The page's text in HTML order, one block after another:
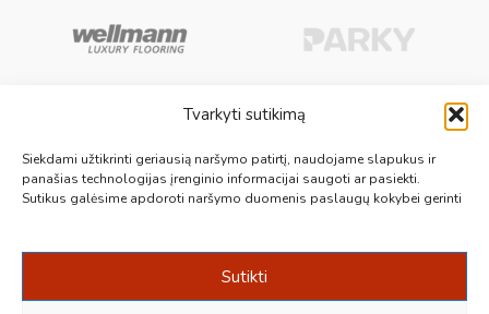
Tvarkyti sutikimą
Siekdami užtikrinti geriausią naršymo patirtį, naudojame slapukus ir
panašias technologijas įrenginio informacijai saugoti ar pasiekti.
Sutikus galėsime apdoroti naršymo duomenis paslaugų kokybei gerinti
Sutikti
Aukščiausios kokybės medinės, laminuotos, vinilinės grindys, paklotai,
kiliminės plytelės, grindjuostės ir kt. originalios bei kokybiškos prekės
jūsų grindims.
+370 687 19789